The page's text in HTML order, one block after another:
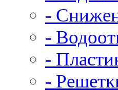
-
-
-
-